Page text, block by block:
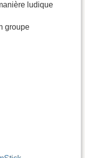
ludique
groupe